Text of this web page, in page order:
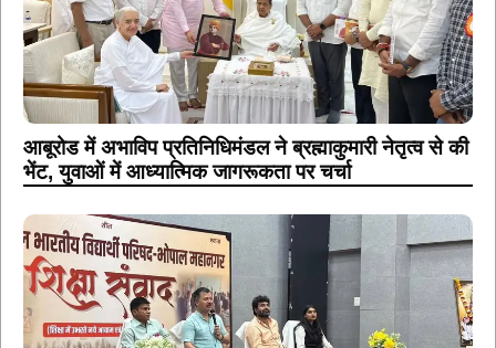
आबूरोड में अभाविप प्रतिनिधिमंडल ने ब्रह्माकुमारी नेतृत्व से की
भेंट, युवाओं में आध्यात्मिक जागरूकता पर चर्चा